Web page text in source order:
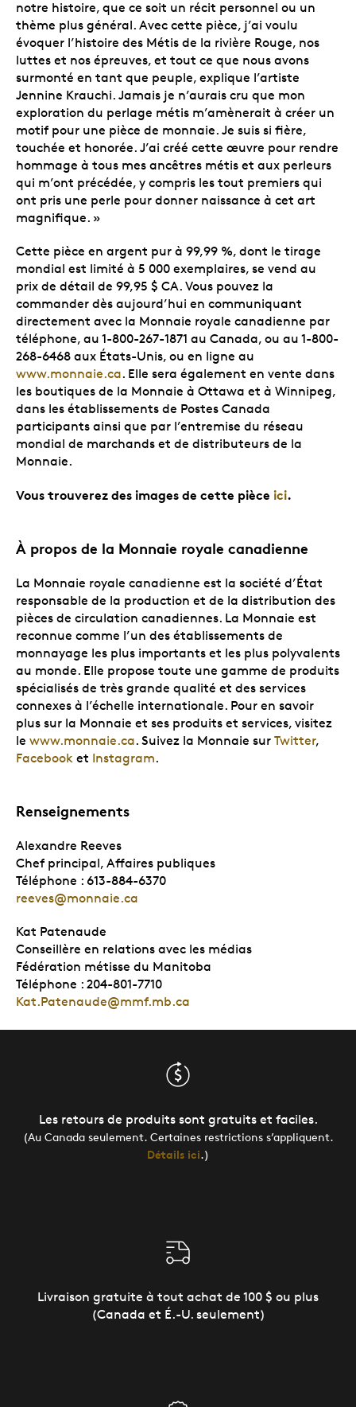
notre histoire, que ce soit un récit personnel ou un
thème plus général. Avec cette pièce, j’ai voulu
évoquer l’histoire des Métis de la rivière Rouge, nos
luttes et nos épreuves, et tout ce que nous avons
surmonté en tant que peuple, explique l’artiste
Jennine Krauchi. Jamais je n’aurais cru que mon
exploration du perlage métis m’amènerait à créer un
motif pour une pièce de monnaie. Je suis si fière,
touchée et honorée. J’ai créé cette œuvre pour rendre
hommage à tous mes ancêtres métis et aux perleurs
qui m’ont précédée, y compris les tout premiers qui
ont pris une perle pour donner naissance à cet art
magnifique. »
Cette pièce en argent pur à 99,99 %, dont le tirage
mondial est limité à 5 000 exemplaires, se vend au
prix de détail de 99,95 $ CA. Vous pouvez la
commander dès aujourd’hui en communiquant
directement avec la Monnaie royale canadienne par
téléphone, au 1-800-267-1871 au Canada, ou au 1-800-
268-6468 aux États-Unis, ou en ligne au
www.monnaie.ca. Elle sera également en vente dans
les boutiques de la Monnaie à Ottawa et à Winnipeg,
dans les établissements de Postes Canada
participants ainsi que par l’entremise du réseau
mondial de marchands et de distributeurs de la
Monnaie.
Vous trouverez des images de cette pièce ici.
À propos de la Monnaie royale canadienne
La Monnaie royale canadienne est la société d’État
responsable de la production et de la distribution des
pièces de circulation canadiennes. La Monnaie est
reconnue comme l’un des établissements de
monnayage les plus importants et les plus polyvalents
au monde. Elle propose toute une gamme de produits
spécialisés de très grande qualité et des services
connexes à l’échelle internationale. Pour en savoir
plus sur la Monnaie et ses produits et services, visitez
le www.monnaie.ca. Suivez la Monnaie sur Twitter,
Facebook et Instagram.
Renseignements
Alexandre Reeves
Chef principal, Affaires publiques
Téléphone : 613-884-6370
reeves@monnaie.ca
Kat Patenaude
Conseillère en relations avec les médias
Fédération métisse du Manitoba
Téléphone : 204-801-7710
Kat.Patenaude@mmf.mb.ca
Les retours de produits sont gratuits et faciles.
(Au Canada seulement. Certaines restrictions s’appliquent.
Détails ici.)
Livraison gratuite à tout achat de 100 $ ou plus
(Canada et É.-U. seulement)